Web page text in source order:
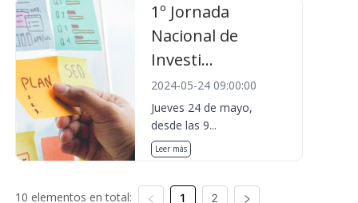
1º Jornada
Nacional de
Investi...
2024-05-24 09:00:00
Jueves 24 de mayo,
desde las 9...
Leer más
10 elementos en total: 1 2